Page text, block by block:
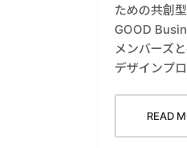
ための共創
GOOD
メンバーズ
デザインプ
READ